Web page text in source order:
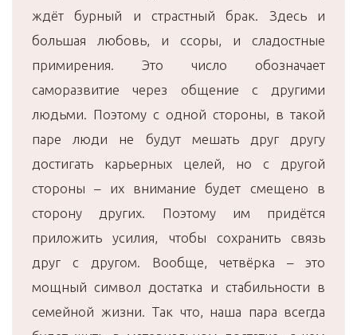
ждёт бурный и страстный брак. Здесь и
большая любовь, и ссоры, и сладостные
примирения. Это число обозначает
саморазвитие через общение с другими
людьми. Поэтому с одной стороны, в такой
паре люди не будут мешать друг другу
достигать карьерных целей, но с другой
стороны – их внимание будет смещено в
сторону других. Поэтому им придётся
приложить усилия, чтобы сохранить связь
друг с другом. Вообще, четвёрка – это
мощный символ достатка и стабильности в
семейной жизни. Так что, наша пара всегда